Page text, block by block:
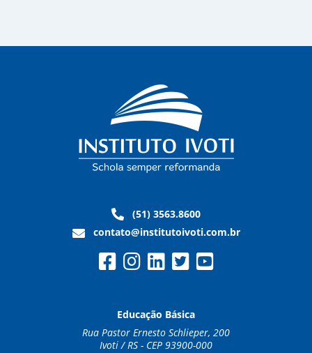
(51) 3563.8600
contato@institutoivoti.com.br
Educação Básica
Rua Pastor Ernesto Schlieper, 200
Ivoti / RS - CEP 93900-000